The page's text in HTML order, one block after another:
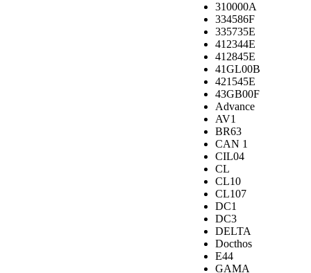
310000A
334586F
335735E
412344E
412845E
41GL00B
421545E
43GB00F
Advance
AV1
BR63
CAN 1
CIL04
CL
CL10
CL107
DC1
DC3
DELTA
Docthos
E44
GAMA